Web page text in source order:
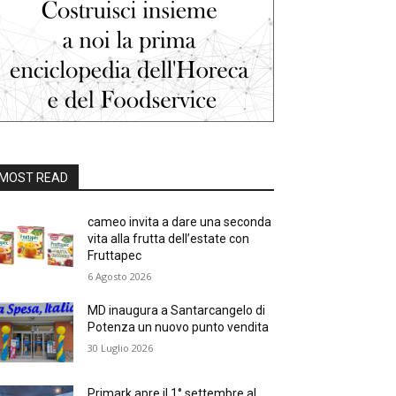
READ
cameo invita a dare una seconda
vita alla frutta dell’estate con
Fruttapec
6 Agosto 2026
MD inaugura a Santarcangelo di
Potenza un nuovo punto vendita
30 Luglio 2026